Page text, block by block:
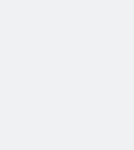
销售煅烧氧化铝、耐磨氧化铝陶瓷